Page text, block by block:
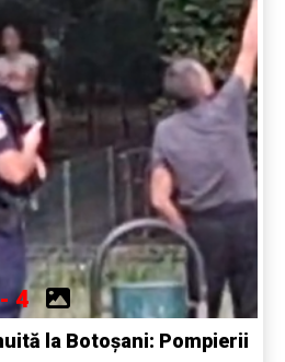
- 4
la Botoșani: Pompierii